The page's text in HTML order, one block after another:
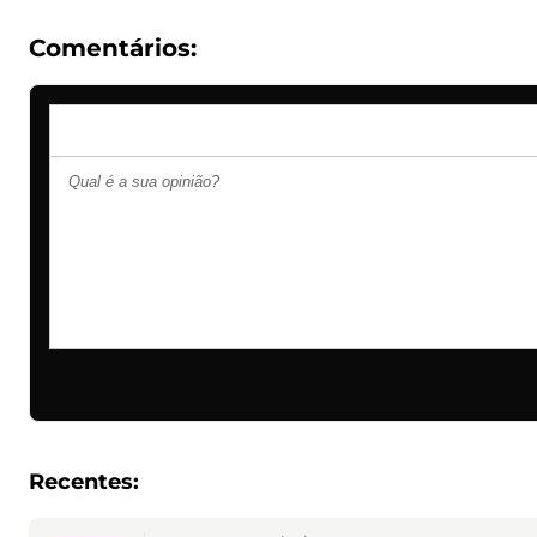
Comentários:
Recentes: